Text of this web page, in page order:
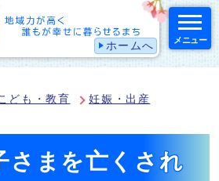
ホームへ メニュー
ども・教育 妊娠・出産
さまを亡くされ